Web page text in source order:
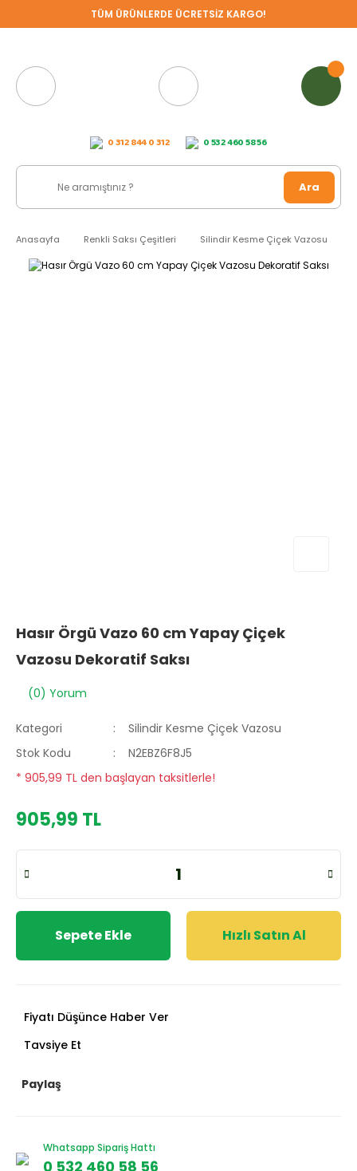
TÜM ÜRÜNLERDE ÜCRETSİZ KARGO!
0 312 844 0 312 0 532 460 58 56
Ara
Anasayfa Renkli Saksı Çeşitleri Silindir Kesme Çiçek Vazosu
Hasır Örgü Vazo 60 cm Yapay Çiçek
Vazosu Dekoratif Saksı
(0) Yorum
Kategori
Silindir Kesme Çiçek Vazosu
Stok Kodu
N2EBZ6F8J5
* 905,99 TL den başlayan taksitlerle!
905,99 TL
Sepete Ekle Hızlı Satın Al
Fiyatı Düşünce Haber Ver
Tavsiye Et
Paylaş
Whatsapp Sipariş Hattı
0 532 460 58 56